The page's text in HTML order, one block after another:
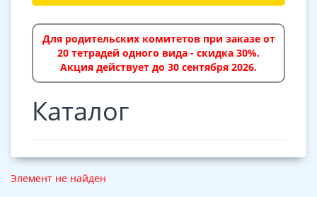
Для родительских комитетов при заказе от
20 тетрадей одного вида - скидка 30%.
Акция действует до 30 сентября 2026.
Каталог
Элемент не найден